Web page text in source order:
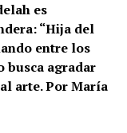
es
“Hija del
entre los
busca agradar
arte. Por María